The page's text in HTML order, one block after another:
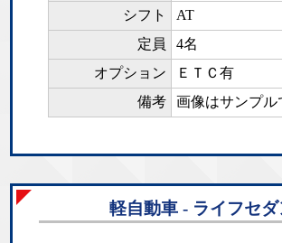
シフト
AT
定員
4名
オプション
ＥＴＣ有
備考
画像はサンプル
軽自動車 - ライフセダ